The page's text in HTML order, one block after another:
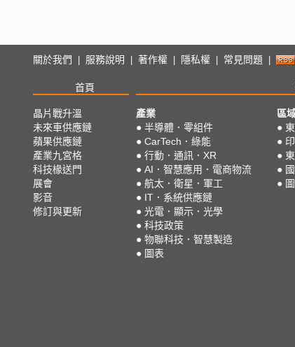
關於我們 服務說明 著作權 隱私權 常見問題
首頁
晶片戰升溫
未來車供應鏈
蘋果供應鏈
產業九宮格
科技椽送門
展會
影音
修訂與更新
產業
● 半導體．零組件
● CarTech．綠能
● 行動．通訊．XR
● AI．智慧應用．電商物流
● 航太．衛星．軍工
● IT．系統供應鏈
● 光電．顯示．光學
● 科技政策
● 物聯科技．智慧製造
● 圖表
區
●
●
●
●
●